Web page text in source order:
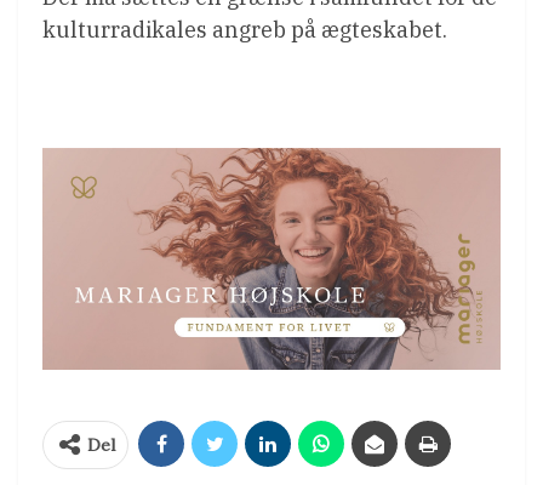
kulturradikales angreb på ægteskabet.
Del